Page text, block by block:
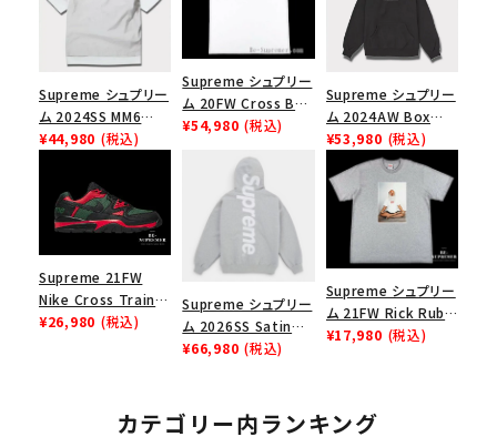
Supreme シュプリー
ム 2024SS MM6
Maison Margiela
メゾンマルジェラボッ
クスロゴTシャツ ホ
ワイト 白
¥44,980 (税込)
Supreme シュプリー
ム 20FW Cross Box
Logo Tee クロスボ
¥54,980 (税込)
Supreme シュプリー
ム 2024AW Box
Logo Hooded
Sweatshirt ボック
スロゴフードパーカー
ブラック 黒
¥53,980 (税込)
Supreme 21FW
Nike Cross Trainer
Low ナイキクロスト
¥26,980 (税込)
Supreme シュプリー
ム 2026SS Satin
Applique Hooded
スウェットパーカー ヘ
ザーグレー
¥66,980 (税込)
Supreme シュプリー
ム 21FW Rick Rubin
Tee リックルービンT
¥17,980 (税込)
カテゴリー内ランキング